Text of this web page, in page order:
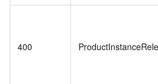
400